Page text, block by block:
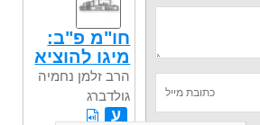
חו"מ פ"ב:
מיגו להוציא
הרב זלמן נחמיה
גולדברג
ע